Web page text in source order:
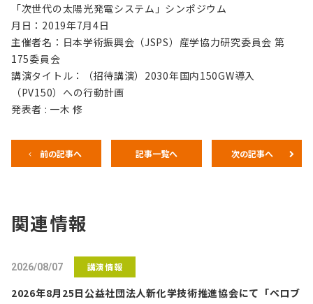
「次世代の太陽光発電システム」シンポジウム
月日：2019年7月4日
主催者名：日本学術振興会（JSPS）産学協力研究委員会 第
175委員会
講演タイトル：（招待講演）2030年国内150GW導入
（PV150）への行動計画
発表者 : 一木 修
前の記事へ 記事一覧へ 次の記事へ
関連情報
2026/08/07 講演情報
2026年8月25日公益社団法人新化学技術推進協会にて「ペロブ